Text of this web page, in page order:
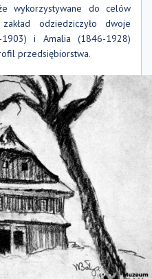
wykorzystywane do celów
odziedziczyło dwoje
i Amalia (1846-1928)
przedsiębiorstwa.